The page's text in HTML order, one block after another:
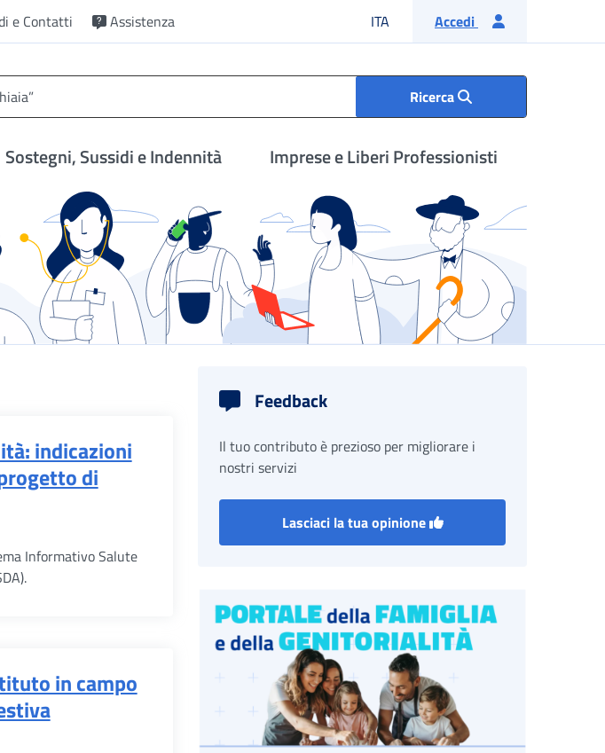
e Contatti Assistenza ITA Lingua italiana
Accedi
Ricerca
Sostegni, Sussidi e Indennità Imprese e Liberi Professionisti
indicazioni
di
Informativo Salute
in campo
Feedback
Il tuo contributo è prezioso per migliorare i
nostri servizi
Lasciaci la tua opinione